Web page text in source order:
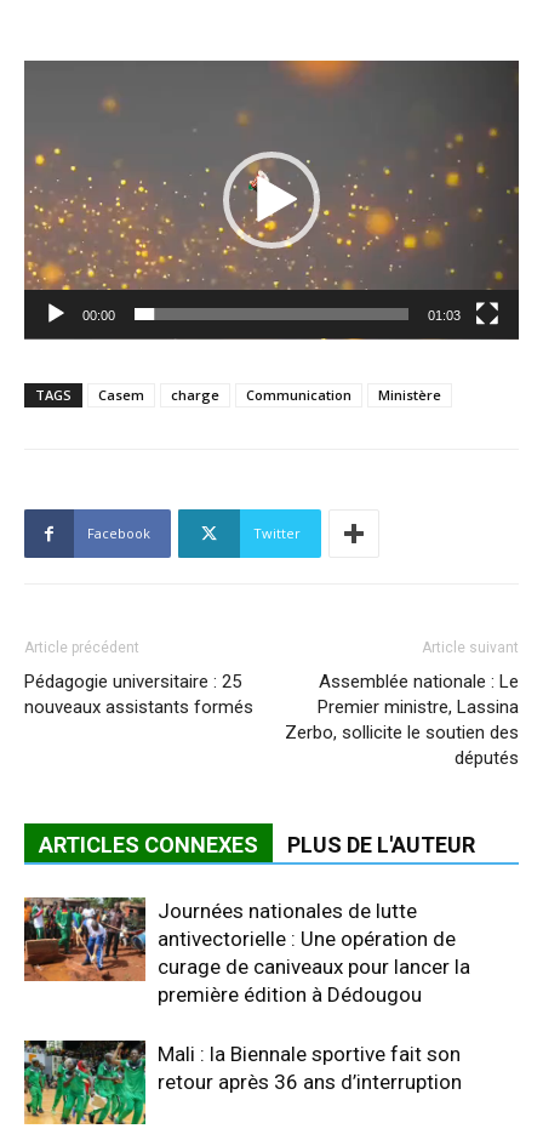
Lecteur
00:00 01:03
TAGS Casem charge Communication Ministère
Facebook Twitter
Article précédent
Pédagogie universitaire : 25
nouveaux assistants formés
Article suivant
Assemblée nationale : Le
Premier ministre, Lassina
Zerbo, sollicite le soutien des
députés
ARTICLES CONNEXES PLUS DE L'AUTEUR
Journées nationales de lutte
antivectorielle : Une opération de
curage de caniveaux pour lancer la
première édition à Dédougou
Mali : la Biennale sportive fait son
retour après 36 ans d’interruption